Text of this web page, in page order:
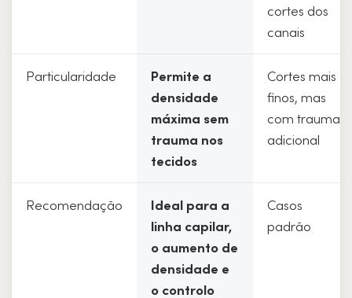
cortes dos
canais
Particularidade
Permite a
densidade
máxima sem
trauma nos
tecidos
Cortes mais
finos, mas
com trauma
adicional
Recomendação
Ideal para a
linha capilar,
o aumento de
densidade e
o controlo
Casos
padrão